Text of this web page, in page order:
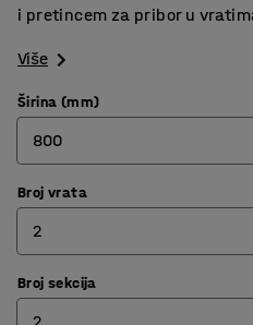
i pretincem za pribor u
Više
Širina (mm)
800
800
1200
Broj vrata
2
2
Broj sekcija